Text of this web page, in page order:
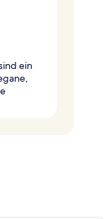
ein